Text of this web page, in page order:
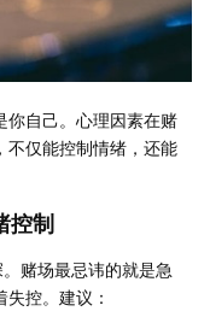
你自己。心理因素在赌
不仅能控制情绪，还能
控制
赌场最忌讳的就是急
控。建议：